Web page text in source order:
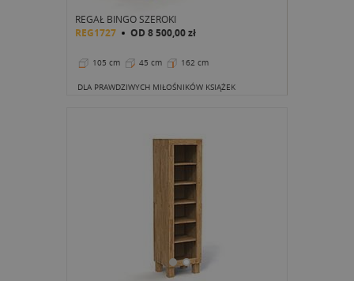
REGAŁ BINGO SZEROKI
REG1727 OD 8 500,00 zł
105 cm 45 cm 162 cm
DLA PRAWDZIWYCH MIŁOŚNIKÓW KSIĄŻEK